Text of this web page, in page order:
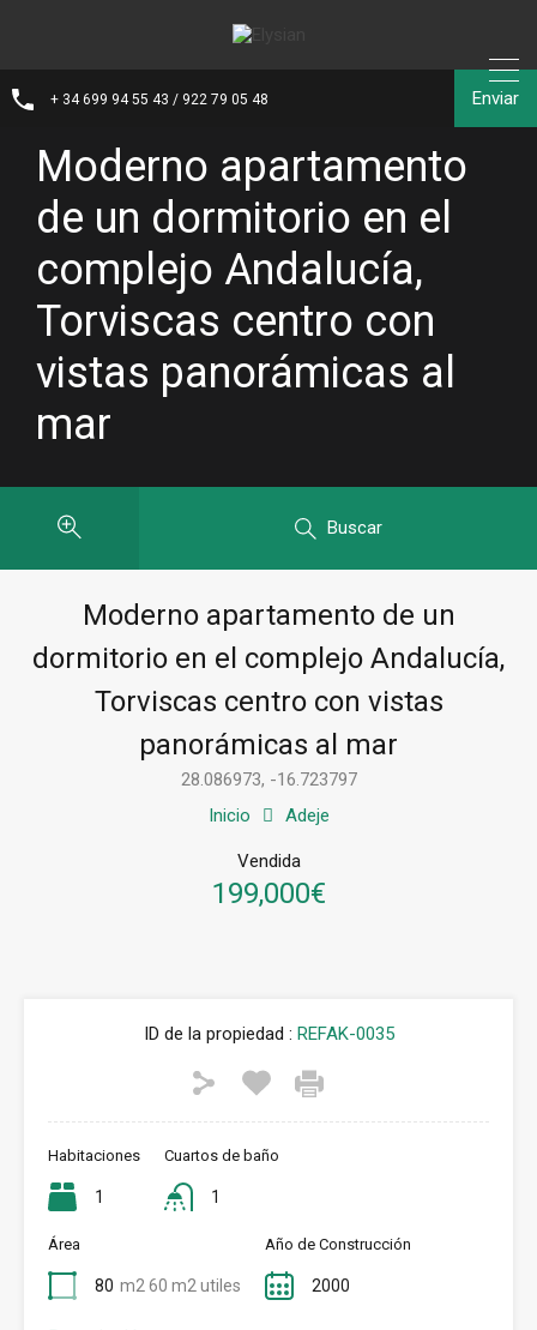
+ 34 699 94 55 43 / 922 79 05 48 Enviar
Moderno apartamento
de un dormitorio en el
complejo Andalucía,
Torviscas centro con
vistas panorámicas al
mar
Buscar
Moderno apartamento de un
dormitorio en el complejo Andalucía,
Torviscas centro con vistas
panorámicas al mar
28.086973, -16.723797
Inicio
Adeje
Vendida
199,000€
ID de la propiedad : REFAK-0035
Habitaciones
1
Cuartos de baño
1
Área
80 m2 60 m2 utiles
Año de Construcción
2000